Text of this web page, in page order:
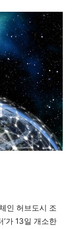
인 허브도시 조
’가 13일 개소한